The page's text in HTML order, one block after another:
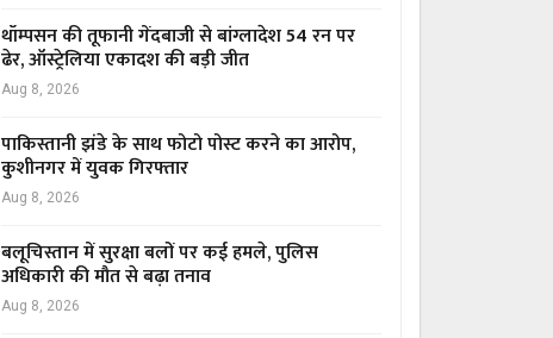
थॉम्पसन की तूफानी गेंदबाजी से बांग्लादेश 54 रन पर
ढेर, ऑस्ट्रेलिया एकादश की बड़ी जीत
Aug 8, 2026
पाकिस्तानी झंडे के साथ फोटो पोस्ट करने का आरोप,
कुशीनगर में युवक गिरफ्तार
Aug 8, 2026
बलूचिस्तान में सुरक्षा बलों पर कई हमले, पुलिस
अधिकारी की मौत से बढ़ा तनाव
Aug 8, 2026